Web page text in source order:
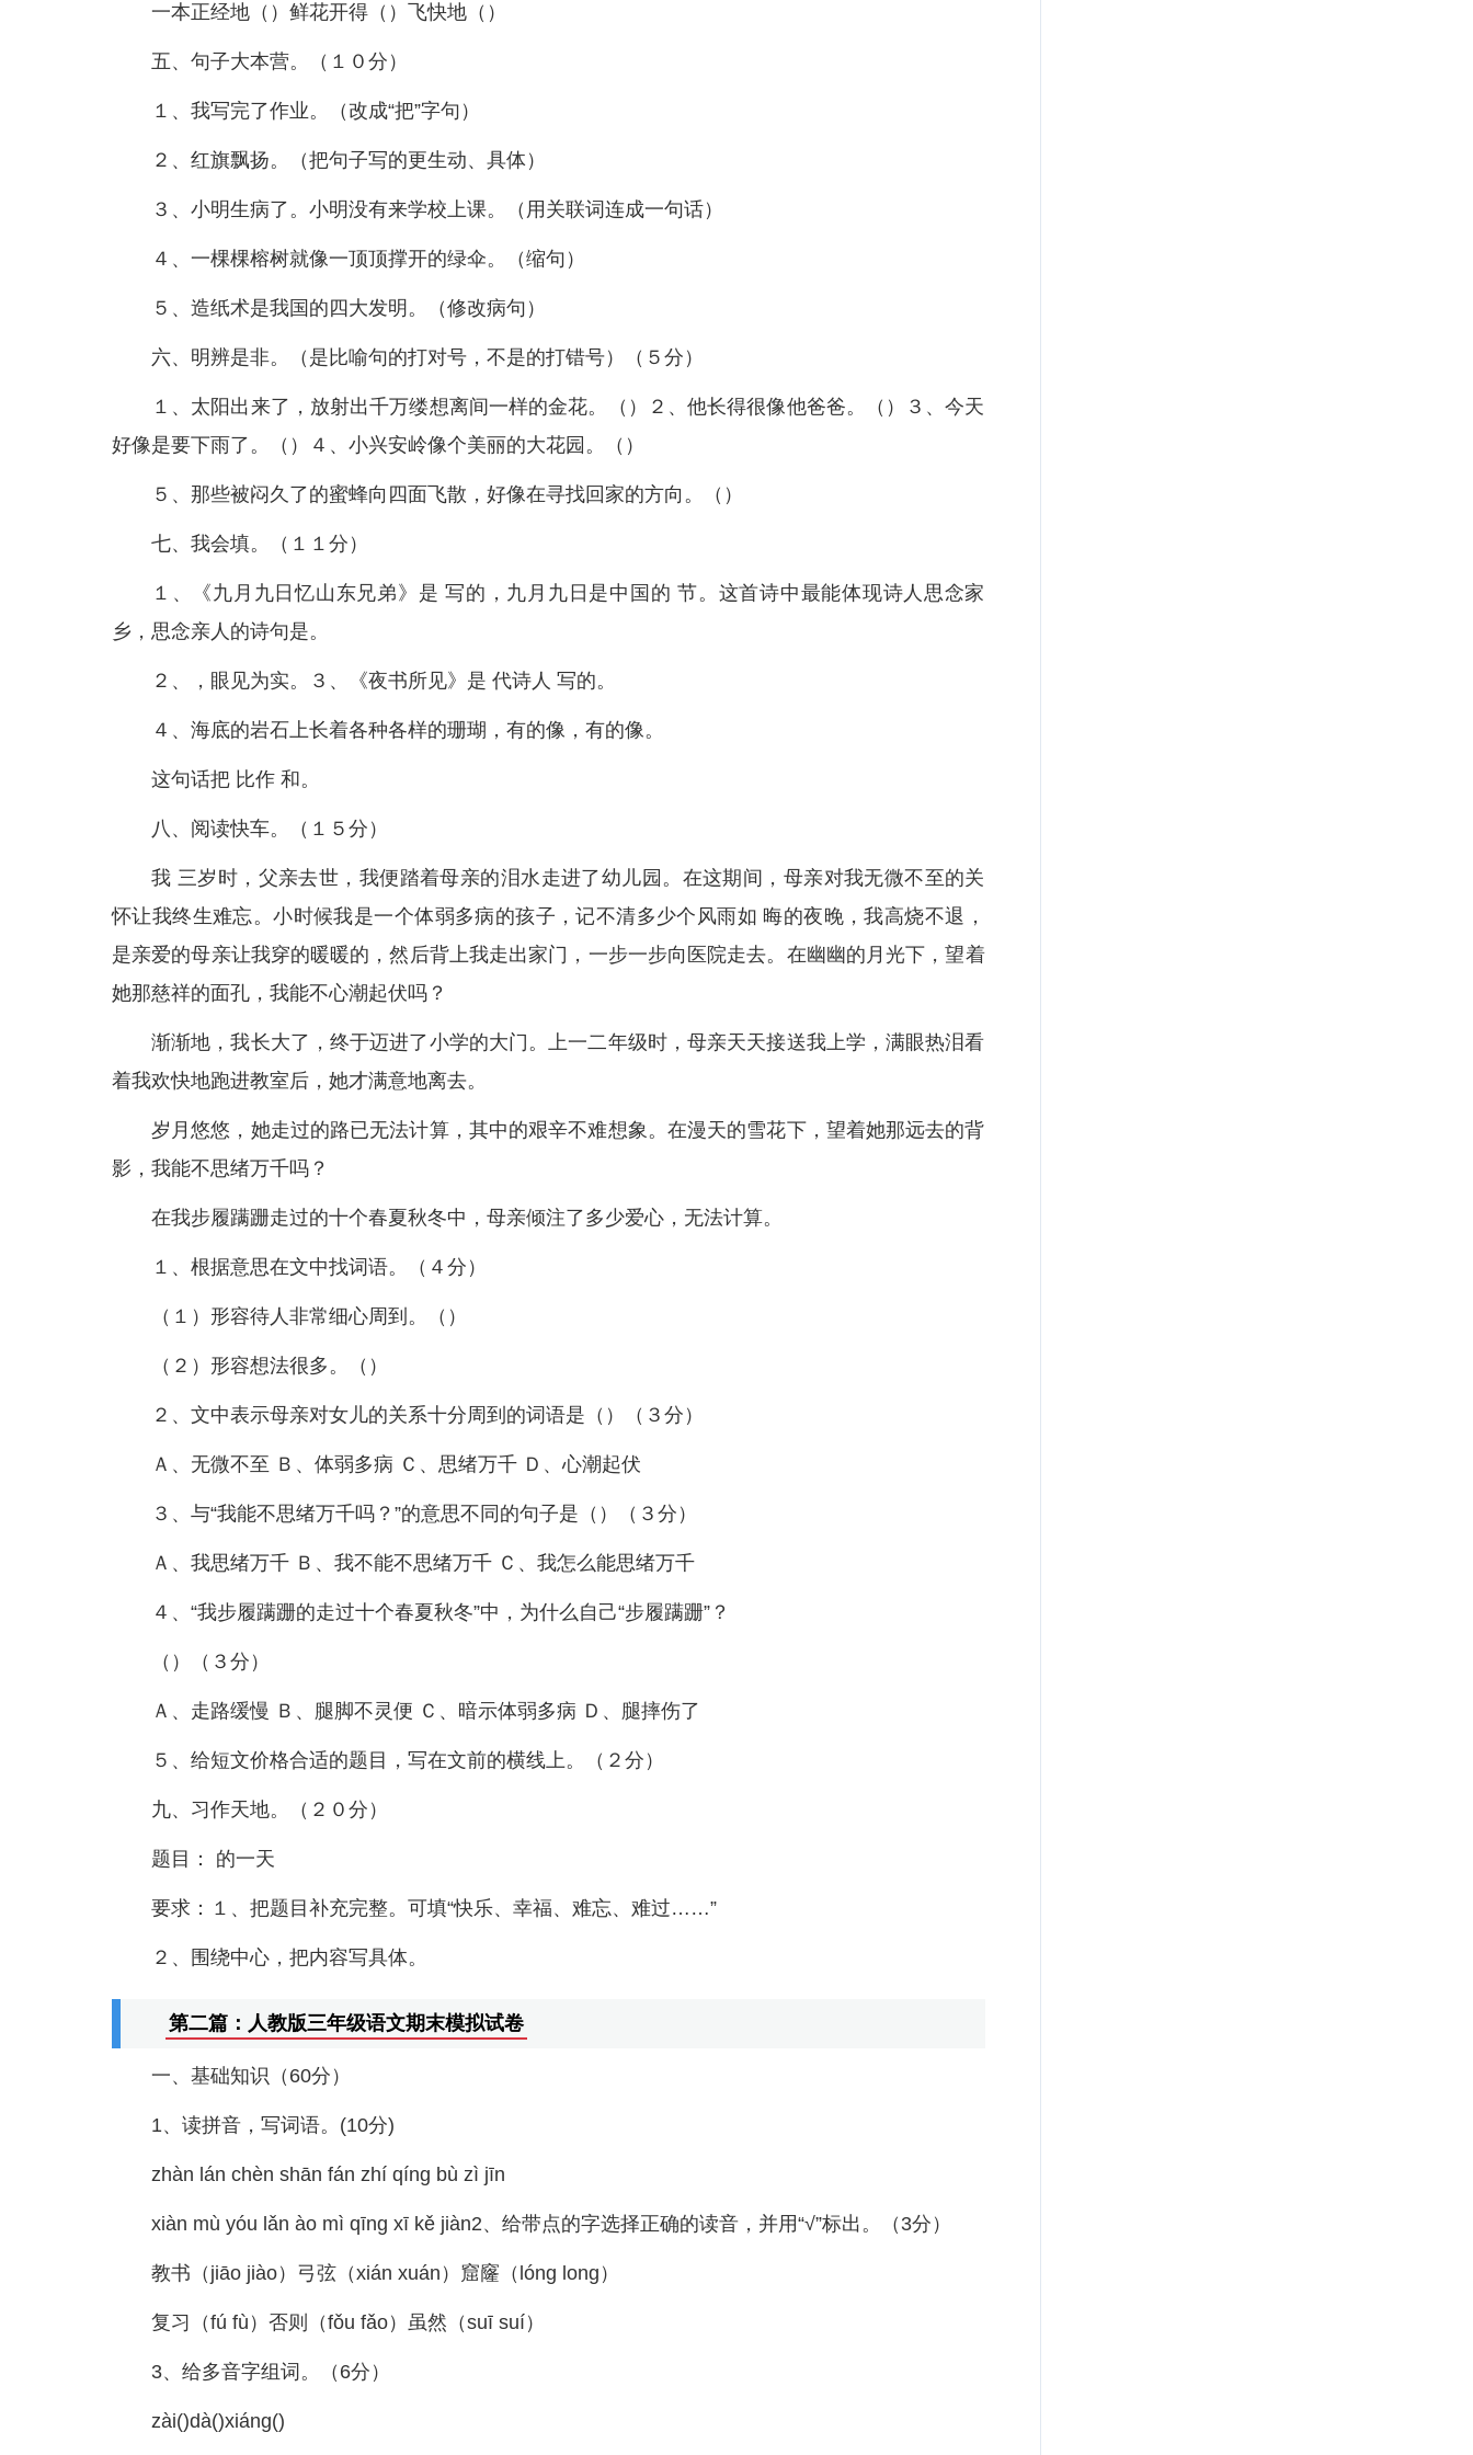
一本正经地（）鲜花开得（）飞快地（）
五、句子大本营。（１０分）
１、我写完了作业。（改成“把”字句）
２、红旗飘扬。（把句子写的更生动、具体）
３、小明生病了。小明没有来学校上课。（用关联词连成一句话）
４、一棵棵榕树就像一顶顶撑开的绿伞。（缩句）
５、造纸术是我国的四大发明。（修改病句）
六、明辨是非。（是比喻句的打对号，不是的打错号）（５分）
１、太阳出来了，放射出千万缕想离间一样的金花。（）２、他长得很像他爸爸。（）３、今天
好像是要下雨了。（）４、小兴安岭像个美丽的大花园。（）
５、那些被闷久了的蜜蜂向四面飞散，好像在寻找回家的方向。（）
七、我会填。（１１分）
１、《九月九日忆山东兄弟》是 写的，九月九日是中国的 节。这首诗中最能体现诗人思念家
乡，思念亲人的诗句是。
２、，眼见为实。３、《夜书所见》是 代诗人 写的。
４、海底的岩石上长着各种各样的珊瑚，有的像，有的像。
这句话把 比作 和。
八、阅读快车。（１５分）
我 三岁时，父亲去世，我便踏着母亲的泪水走进了幼儿园。在这期间，母亲对我无微不至的关
怀让我终生难忘。小时候我是一个体弱多病的孩子，记不清多少个风雨如 晦的夜晚，我高烧不退，
是亲爱的母亲让我穿的暖暖的，然后背上我走出家门，一步一步向医院走去。在幽幽的月光下，望着
她那慈祥的面孔，我能不心潮起伏吗？
渐渐地，我长大了，终于迈进了小学的大门。上一二年级时，母亲天天接送我上学，满眼热泪看
着我欢快地跑进教室后，她才满意地离去。
岁月悠悠，她走过的路已无法计算，其中的艰辛不难想象。在漫天的雪花下，望着她那远去的背
影，我能不思绪万千吗？
在我步履蹒跚走过的十个春夏秋冬中，母亲倾注了多少爱心，无法计算。
１、根据意思在文中找词语。（４分）
（１）形容待人非常细心周到。（）
（２）形容想法很多。（）
２、文中表示母亲对女儿的关系十分周到的词语是（）（３分）
Ａ、无微不至 Ｂ、体弱多病 Ｃ、思绪万千 Ｄ、心潮起伏
３、与“我能不思绪万千吗？”的意思不同的句子是（）（３分）
Ａ、我思绪万千 Ｂ、我不能不思绪万千 Ｃ、我怎么能思绪万千
４、“我步履蹒跚的走过十个春夏秋冬”中，为什么自己“步履蹒跚”？
（）（３分）
Ａ、走路缓慢 Ｂ、腿脚不灵便 Ｃ、暗示体弱多病 Ｄ、腿摔伤了
５、给短文价格合适的题目，写在文前的横线上。（２分）
九、习作天地。（２０分）
题目： 的一天
要求：１、把题目补充完整。可填“快乐、幸福、难忘、难过……”
２、围绕中心，把内容写具体。
第二篇：人教版三年级语文期末模拟试卷
一、基础知识（60分）
1、读拼音，写词语。(10分)
zhàn lán chèn shān fán zhí qínɡ bù zì jīn
xiàn mù yóu lǎn ào mì qīnɡ xī kě jiàn2、给带点的字选择正确的读音，并用“√”标出。（3分）
教书（jiāo jiào）弓弦（xián xuán）窟窿（lónɡ lonɡ）
复习（fú fù）否则（fǒu fǎo）虽然（suī suí）
3、给多音字组词。（6分）
zài()dà()xiánɡ()